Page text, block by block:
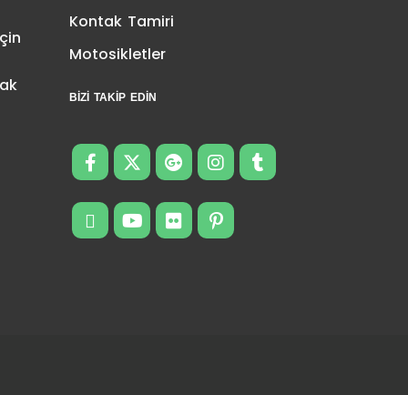
Kontak Tamiri
Motosikletler
BIZI TAKIP EDIN